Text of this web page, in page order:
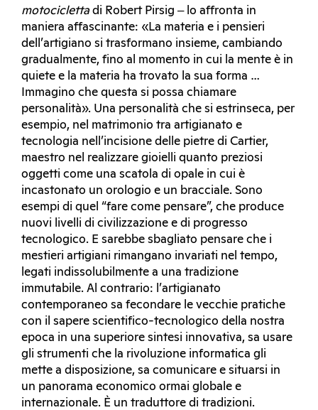
motociclettadi Robert Pirsig ‒ lo affronta in
maniera affascinante: «La materia e i pensieri
dell’artigiano si trasformano insieme, cambiando
gradualmente, fino al momento in cui la mente è in
quiete e la materia ha trovato la sua forma …
Immagino che questa si possa chiamare
personalità». Una personalità che si estrinseca, per
esempio, nel matrimonio tra artigianato e
tecnologia nell’incisione delle pietre di Cartier,
maestro nel realizzare gioielli quanto preziosi
oggetti come una scatola di opale in cui è
incastonato un orologio e un bracciale. Sono
esempi di quel “fare come pensare”, che produce
nuovi livelli di civilizzazione e di progresso
tecnologico. E sarebbe sbagliato pensare che i
mestieri artigiani rimangano invariati nel tempo,
legati indissolubilmente a una tradizione
immutabile. Al contrario: l’artigianato
contemporaneo sa fecondare le vecchie pratiche
con il sapere scientifico-tecnologico della nostra
epoca in una superiore sintesi innovativa, sa usare
gli strumenti che la rivoluzione informatica gli
mette a disposizione, sa comunicare e situarsi in
un panorama economico ormai globale e
internazionale. È un traduttore di tradizioni.